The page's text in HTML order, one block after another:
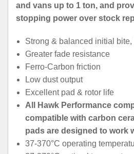
and vans up to 1 ton, and
stopping power over stock
Strong & balanced initial bite,
Greater fade resistance
Ferro-Carbon friction
Low dust output
Excellent pad & rotor life
All Hawk Performance
compatible with carbon
pads are designed to work
37-370°C operating